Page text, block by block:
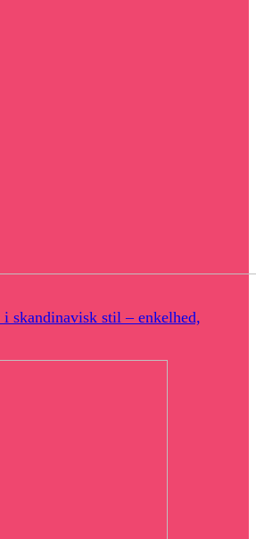
skandinavisk stil – enkelhed,